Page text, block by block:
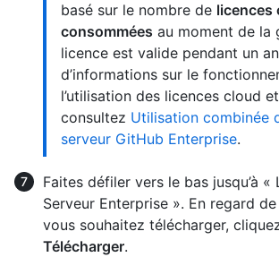
basé sur le nombre de licences
consommées au moment de la
licence est valide pendant un
d’informations sur le
l’utilisation des licences cloud
consultez Utilisation combinée
serveur GitHub Enterprise.
Faites défiler vers le bas jusqu’à «
Serveur Enterprise ». En regard
vous souhaitez télécharger,
Télécharger.